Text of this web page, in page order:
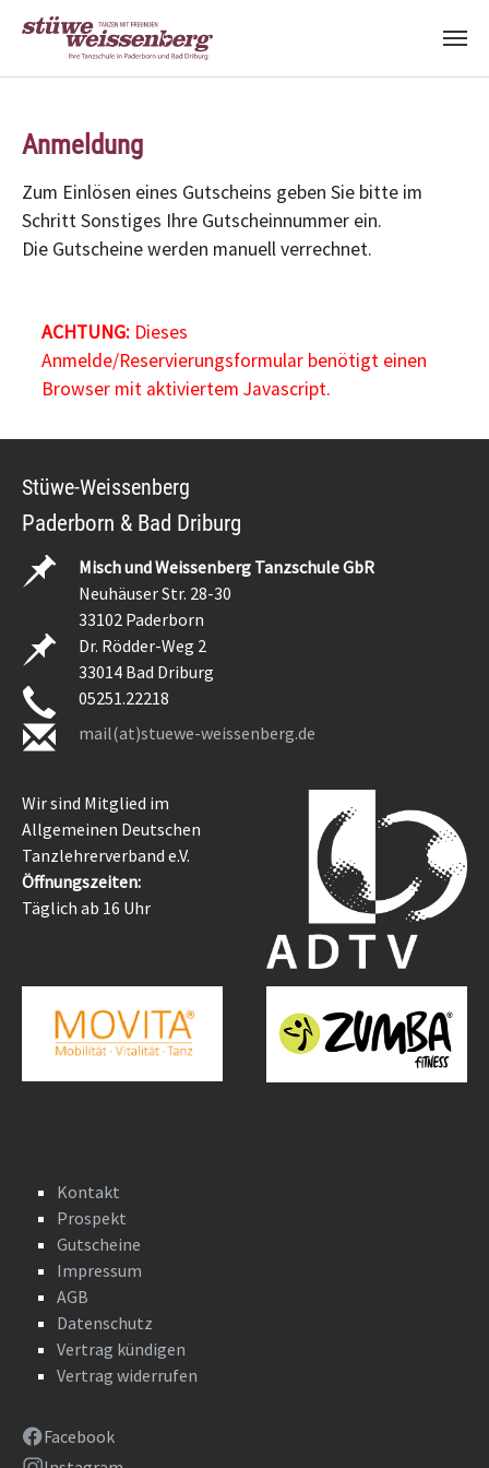
Anmeldung
Zum Einlösen eines Gutscheins geben Sie bitte im
Schritt Sonstiges Ihre Gutscheinnummer ein.
Die Gutscheine werden manuell verrechnet.
ACHTUNG:Dieses
Anmelde/Reservierungsformular benötigt einen
Browser mit aktiviertem Javascript.
Stüwe-Weissenberg
Paderborn & Bad Driburg
Misch und Weissenberg Tanzschule GbR
Neuhäuser Str. 28-30
33102 Paderborn
Dr. Rödder-Weg 2
33014 Bad Driburg
05251.22218
mail(at)stuewe-weissenberg.de
Wir sind Mitglied im
Allgemeinen Deutschen
Tanzlehrerverband e.V.
Öffnungszeiten:
Täglich ab 16 Uhr
Kontakt
Prospekt
Gutscheine
Impressum
AGB
Datenschutz
Vertrag kündigen
Vertrag widerrufen
Facebook